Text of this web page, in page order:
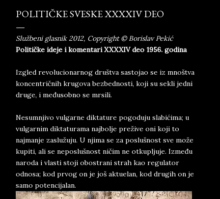
POLITIČKE SVESKE XXXXIV DEO
Službeni glasnik 2012, Copyright © Borislav Pekić
Političke ideje i komentari XXXXIV deo 1956. godina
Izgled revolucionarnog društva sastojao se iz mnoštva
koncentričnih krugova bezbednosti, koji su sekli jedni
druge, i međusobno se mrsili.
Nesumnjivo vulgarne diktature pogoduju slabićima; u
vulgarnim diktaturama najbolje prežive oni koji to
najmanje zaslužuju. U njima se za poslušnost sve može
kupiti, ali se neposlušnost ničim ne otkupljuje. Između
naroda i vlasti stoji obostrani strah kao regulator
odnosa; kod prvog on je još aktuelan, kod drugih on je
samo potencijalan.